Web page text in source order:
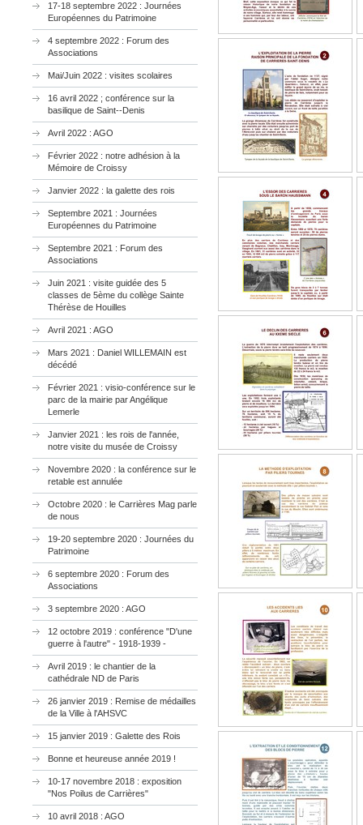
17-18 septembre 2022 : Journées
Européennes du Patrimoine
4 septembre 2022 : Forum des
Associations
Mai/Juin 2022 : visites scolaires
16 avril 2022 ; conférence sur la
basilique de Saint--Denis
Avril 2022 : AGO
Février 2022 : notre adhésion à la
Mémoire de Croissy
Janvier 2022 : la galette des rois
Septembre 2021 : Journées
Européennes du Patrimoine
Septembre 2021 : Forum des
Associations
Juin 2021 : visite guidée des 5
classes de 5ème du collège Sainte
Thérèse de Houilles
Avril 2021 : AGO
Mars 2021 : Daniel WILLEMAIN est
décédé
Février 2021 : visio-conférence sur le
parc de la mairie par Angélique
Lemerle
Janvier 2021 : les rois de l'année,
notre visite du musée de Croissy
Novembre 2020 : la conférence sur le
retable est annulée
Octobre 2020 : le Carrières Mag parle
de nous
19-20 septembre 2020 : Journées du
Patrimoine
6 septembre 2020 : Forum des
Associations
3 septembre 2020 : AGO
12 octobre 2019 : conférence "D'une
guerre à l'autre" - 1918-1939 -
Avril 2019 : le chantier de la
cathédrale ND de Paris
26 janvier 2019 : Remise de médailles
de la Ville à l'AHSVC
15 janvier 2019 : Galette des Rois
Bonne et heureuse année 2019 !
10-17 novembre 2018 : exposition
"Nos Poilus de Carrières"
10 avril 2018 : AGO